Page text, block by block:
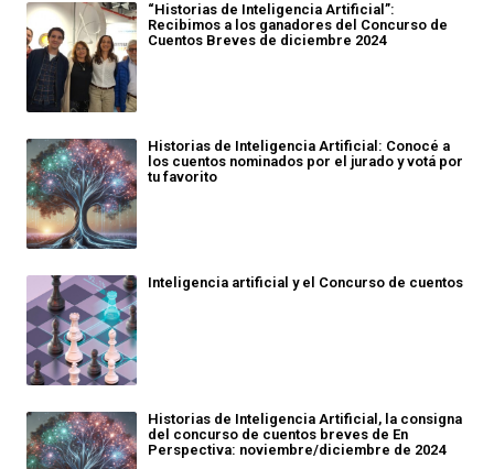
“Historias de Inteligencia Artificial”:
Recibimos a los ganadores del Concurso de
Cuentos Breves de diciembre 2024
Historias de Inteligencia Artificial: Conocé a
los cuentos nominados por el jurado y votá por
tu favorito
Inteligencia artificial y el Concurso de cuentos
Historias de Inteligencia Artificial, la consigna
del concurso de cuentos breves de En
Perspectiva: noviembre/diciembre de 2024